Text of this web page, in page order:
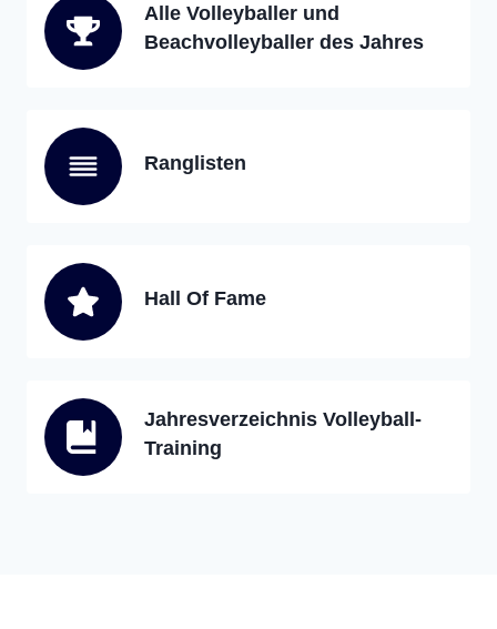
Alle Volleyballer und
Beachvolleyballer des Jahres
Ranglisten
Hall Of Fame
Jahresverzeichnis Volleyball-
Training